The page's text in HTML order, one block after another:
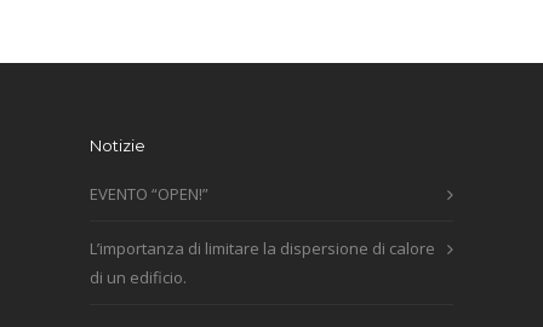
Notizie
EVENTO “OPEN!”
L’importanza di limitare la dispersione di calore
di un edificio.